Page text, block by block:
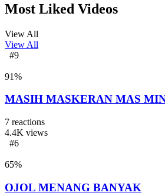
Most Liked Videos
View All
View All
#9
91%
MASIH MASKERAN MAS
7 reactions
4.4K views
#6
65%
OJOL MENANG BANYAK